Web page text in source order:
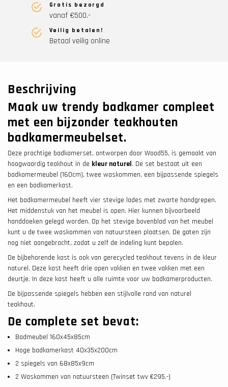
Gratis bezorgd
vanaf €500.-
Veilig betalen!
Betaal veilig online
Beschrijving
Maak uw trendy badkamer compleet
met een bijzonder teakhouten
badkamermeubelset.
Deze prachtige badkamerset, ontworpen door Wood55, is gemaakt van
hoogwaardig teakhout in de kleur naturel. De set bestaat uit een
badkamermeubel (160cm), twee waskommen, een bijpassende spiegels
en een badkamerkast.
Het badkamermeubel heeft vier stevige lades met zwarte handgrepen.
Het middenstuk van het meubel is open. Hier kunnen bijvoorbeeld
handdoeken gelegd worden. Op het stevige bovenblad van het meubel
kunt u de twee waskommen van natuursteen plaatsen. De gaten zijn
nog niet aangebracht, zodat u zelf de indeling kunt bepalen.
De bijbehorende kast is ook van gerecycled teakhout tevens in de kleur
naturel. Deze kast heeft drie open vakken en twee vakken met een
deurtje. In deze kast heeft u alle ruimte voor uw badkamerproducten.
De bijpassende spiegels hebben een stijlvolle rand van naturel
teakhout.
De complete set bevat:
Badmeubel 160x45x85cm
Hoge badkamerkast 40x35x200cm
2 spiegels van 68x85x9cm
2 Waskommen van natuursteen (Twinset twv €295.-)